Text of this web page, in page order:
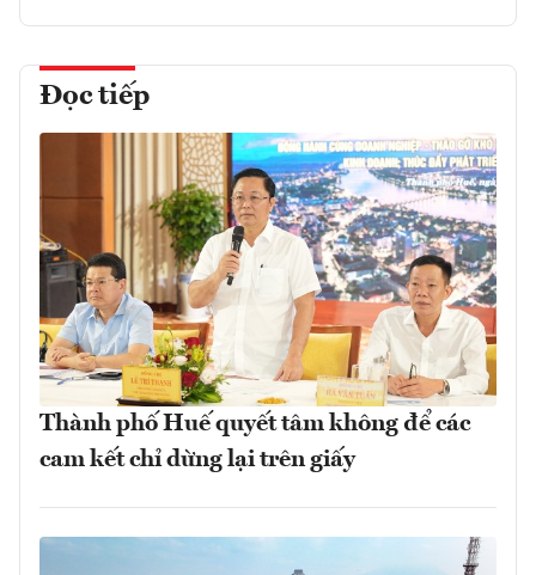
Đọc tiếp
Thành phố Huế quyết tâm không để các
cam kết chỉ dừng lại trên giấy